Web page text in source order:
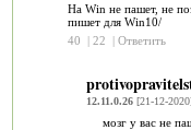
На Win не пашет, не
пишет для Win10/
40
| 22 | Ответить
12.11.0.26[21-12-
мозг у вас не